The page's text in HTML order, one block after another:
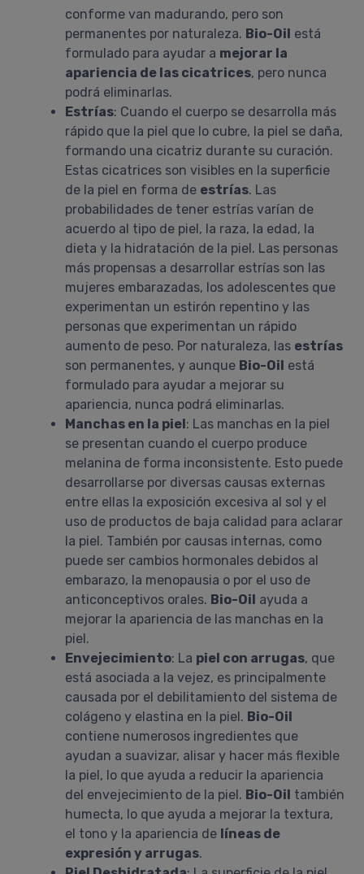
conforme van madurando, pero son
permanentes por naturaleza. Bio-Oil está
formulado para ayudar a mejorar la
apariencia de las cicatrices, pero nunca
podrá eliminarlas.
Estrías: Cuando el cuerpo se desarrolla más
rápido que la piel que lo cubre, la piel se daña,
formando una cicatriz durante su curación.
Estas cicatrices son visibles en la superficie
de la piel en forma de estrías. Las
probabilidades de tener estrías varían de
acuerdo al tipo de piel, la raza, la edad, la
dieta y la hidratación de la piel. Las personas
más propensas a desarrollar estrías son las
mujeres embarazadas, los adolescentes que
experimentan un estirón repentino y las
personas que experimentan un rápido
aumento de peso. Por naturaleza, las estrías
son permanentes, y aunque Bio-Oil está
formulado para ayudar a mejorar su
apariencia, nunca podrá eliminarlas.
Manchas en la piel: Las manchas en la piel
se presentan cuando el cuerpo produce
melanina de forma inconsistente. Esto puede
desarrollarse por diversas causas externas
entre ellas la exposición excesiva al sol y el
uso de productos de baja calidad para aclarar
la piel. También por causas internas, como
puede ser cambios hormonales debidos al
embarazo, la menopausia o por el uso de
anticonceptivos orales. Bio-Oil ayuda a
mejorar la apariencia de las manchas en la
piel.
Envejecimiento: La piel con arrugas, que
está asociada a la vejez, es principalmente
causada por el debilitamiento del sistema de
colágeno y elastina en la piel. Bio-Oil
contiene numerosos ingredientes que
ayudan a suavizar, alisar y hacer más flexible
la piel, lo que ayuda a reducir la apariencia
del envejecimiento de la piel. Bio-Oil también
humecta, lo que ayuda a mejorar la textura,
el tono y la apariencia de líneas de
expresión y arrugas.